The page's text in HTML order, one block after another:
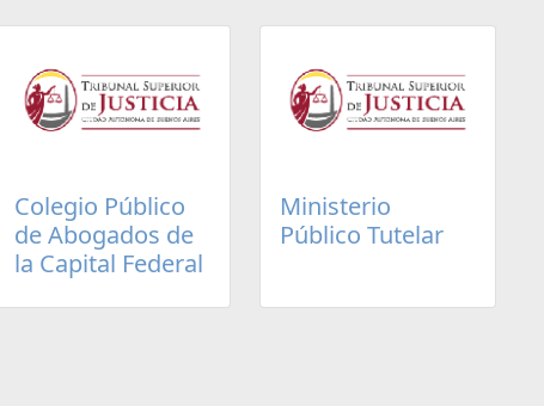
Colegio Público
de Abogados de
la Capital Federal
Ministerio
Público Tutelar